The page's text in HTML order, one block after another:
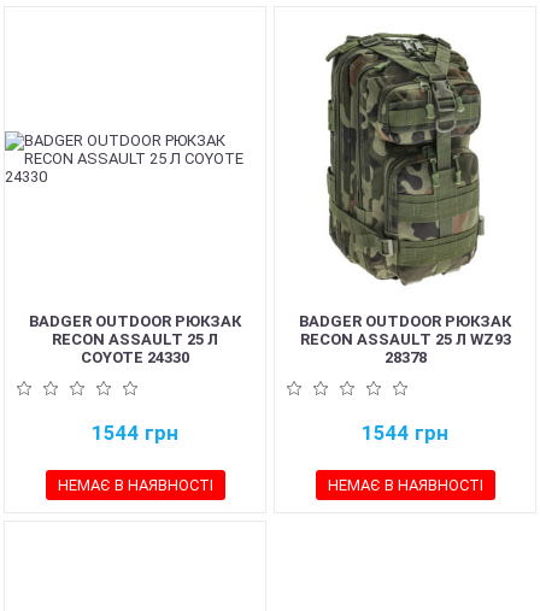
BADGER OUTDOOR РЮКЗАК
RECON ASSAULT 25 Л
COYOTE 24330
1544 грн
НЕМАЄ В НАЯВНОСТІ
BADGER OUTDOOR РЮКЗАК
RECON ASSAULT 25 Л WZ93
28378
1544 грн
НЕМАЄ В НАЯВНОСТІ